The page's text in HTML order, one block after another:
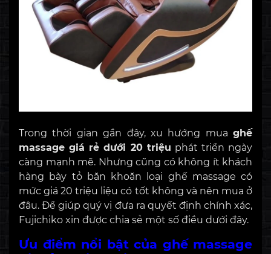
Trong thời gian gần đây, xu hướng mua ghế
massage giá rẻ dưới 20 triệu phát triển ngày
càng mạnh mẽ. Nhưng cũng có không ít khách
hàng bày tỏ băn khoăn loại ghế massage có
mức giá 20 triệu liệu có tốt không và nên mua ở
đâu. Để giúp quý vị đưa ra quyết định chính xác,
Fujichiko xin được chia sẻ một số điều dưới đây.
Ưu điểm nổi bật của ghế massage